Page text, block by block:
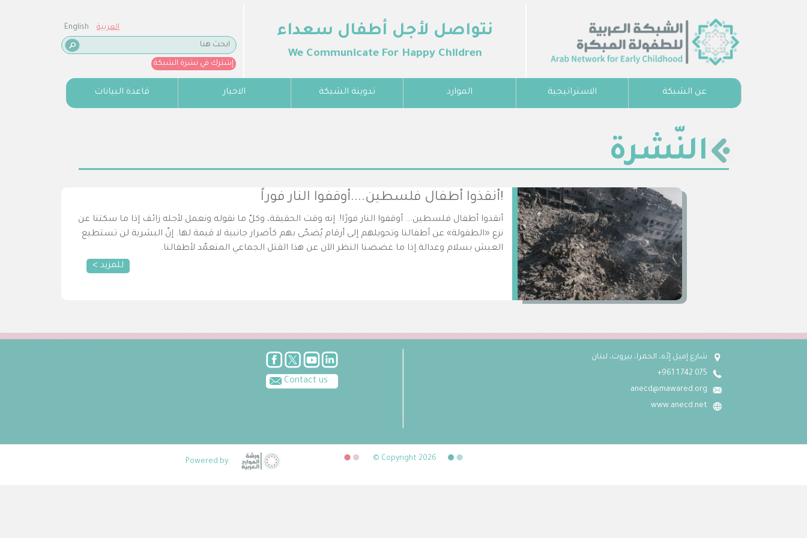
English العربية
إشترك في نشرة الشبكة
نتواصل لأجل أطفال سعداء
We Communicate For Happy Children
قاعدة البيانات الاخبار تدوينة الشبكة الموارد الاستراتيجية عن الشبكة
النّشرة
!أنقذوا أطفال فلسطين....أوقفوا النار فوراً
أنقذوا أطفال فلسطين... أوقفوا النار فورًا!. إنه وقت الحقيقة، وكلّ ما نقوله ونعمل لأجله زائف إذا ما سكتنا عن
نزع «الطفولة» عن أطفالنا وتحويلهم إلى أرقام يُضحّى بهم كأضرار جانبية لا قيمة لها. إنّ البشرية لن تستطيع
العيش بسلام وعدالة إذا ما غضضنا النظر الآن عن هذا القتل الجماعي المتعمّد لأطفالنا.
للمزيد >
Contact us
شارع إميل إدّه، الحمرا، بيروت، لبنان
075 742 1 961+
anecd@mawared.org
www.anecd.net
Powered by: © Copyright 2026